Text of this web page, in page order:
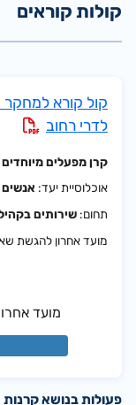
קולות קוראים
קול קורא למחקר
לדרי רחוב
קרן מפעלים מיוחדים
אוכלוסיית יעד:אנשים
תחום:שירותים בקהילה
מועד אחרון להגשת
מועד
פעולות בנושא קרנות